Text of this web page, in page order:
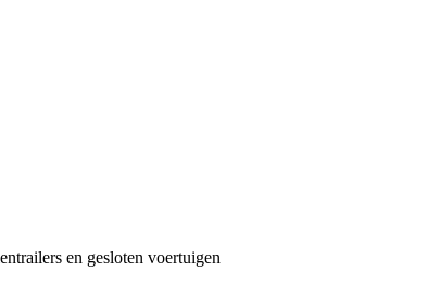
en gesloten voertuigen